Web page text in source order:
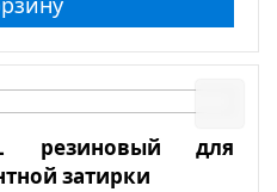
резиновый для
затирки